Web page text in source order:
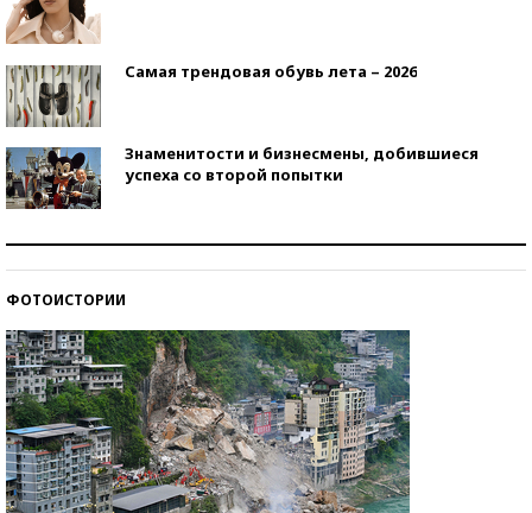
Самая трендовая обувь лета – 2026
Знаменитости и бизнесмены, добившиеся
успеха со второй попытки
ФОТОИСТОРИИ